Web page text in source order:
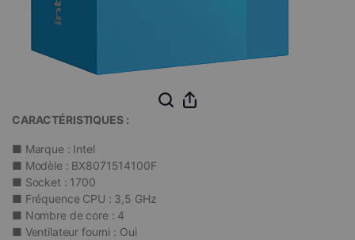
CARACTÉRISTIQUES :
■ Marque : Intel
■ Modèle : BX8071514100F
■ Socket : 1700
■ Fréquence CPU : 3,5 GHz
■ Nombre de core : 4
■ Ventilateur fourni : Oui